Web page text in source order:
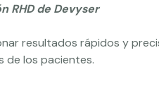
RHD de Devyser
resultados rápidos y
de los pacientes.